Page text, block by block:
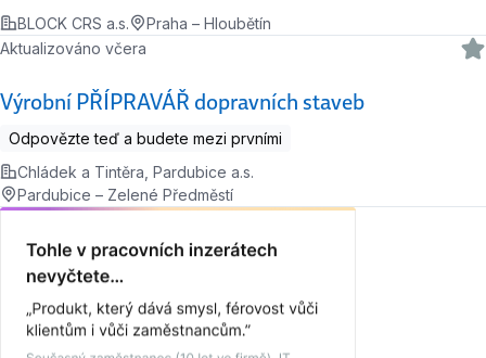
BLOCK CRS a.s. Praha – Hloubětín
Výrobní PŘÍPRAVÁŘ dopravních staveb
Aktualizováno včera
Odpovězte teď a budete mezi prvními
Chládek a Tintěra, Pardubice a.s.
Pardubice – Zelené Předměstí